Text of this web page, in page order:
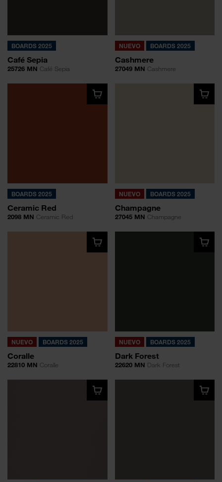
BOARDS 2025
Café Sepia
25726 MN Café Sepia
NUEVO BOARDS 2025
Cashmere
27049 MN Cashmere
BOARDS 2025
Ceramic Red
2098 MN Ceramic Red
NUEVO BOARDS 2025
Champagne
27045 MN Champagne
NUEVO BOARDS 2025
Coralle
22810 MN Coralle
NUEVO BOARDS 2025
Dark Forest
22620 MN Dark Forest